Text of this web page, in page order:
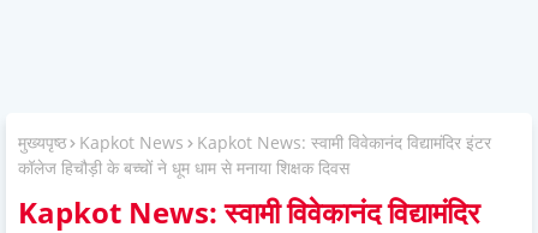
मुख्यपृष्ठ Kapkot News
Kapkot News: स्वामी विवेकानंद विद्यामंदिर इंटर
कॉलेज हिचौड़ी के बच्चों ने धूम धाम से मनाया शिक्षक दिवस
Kapkot News: स्वामी विवेकानंद विद्यामंदिर